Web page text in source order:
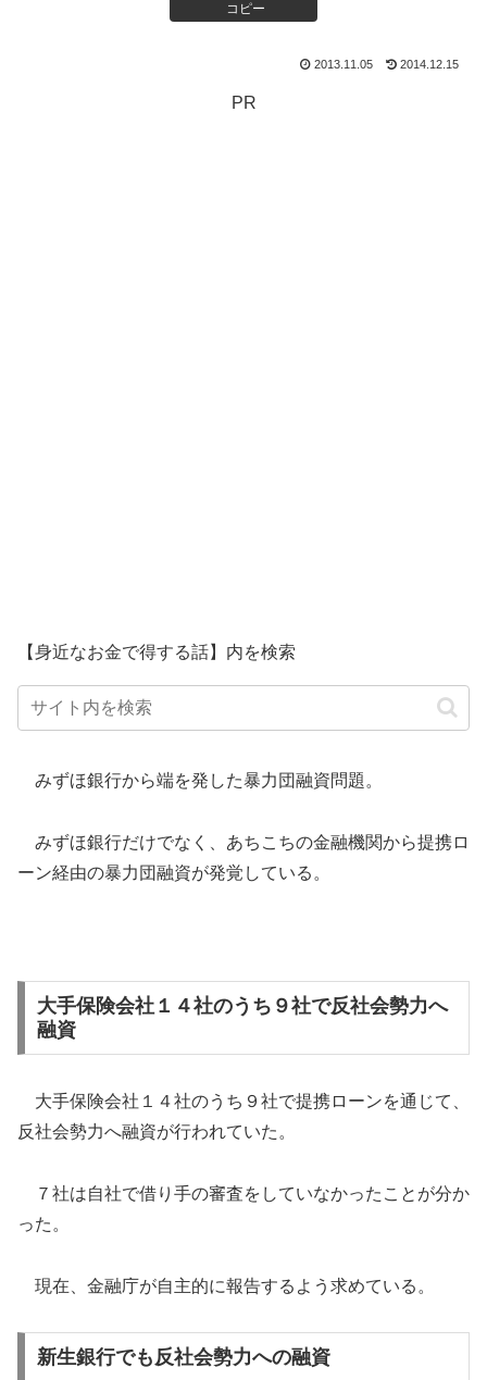
コピー
2013.11.05 2014.12.15
PR
【身近なお金で得する話】内を検索
みずほ銀行から端を発した暴力団融資問題。
みずほ銀行だけでなく、あちこちの金融機関から提携ロ
ーン経由の暴力団融資が発覚している。
大手保険会社１４社のうち９社で反社会勢力へ
融資
大手保険会社１４社のうち９社で提携ローンを通じて、
反社会勢力へ融資が行われていた。
７社は自社で借り手の審査をしていなかったことが分か
った。
現在、金融庁が自主的に報告するよう求めている。
新生銀行でも反社会勢力への融資